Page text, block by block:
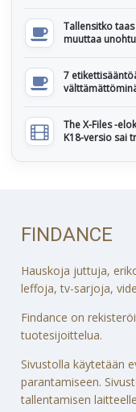
Tallensitko
muuttaa
7
The X-Files -
K18-versio sai
FINDANCE
Hauskoja juttuja,
leffoja, tv-sarjoja,
Findance on
tuotesijoittelua.
Sivustolla käytetään
parantamiseen.
tallentamisen